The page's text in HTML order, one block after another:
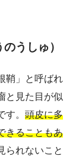
うしゅ）
鞘」と呼ばれ
と見た目が似
。 頭皮に多
きることもあ
られないこと